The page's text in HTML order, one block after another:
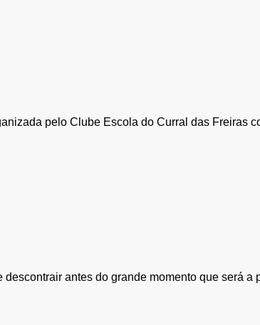
pelo Clube Escola do Curral das Freiras
antes do grande momento que será a